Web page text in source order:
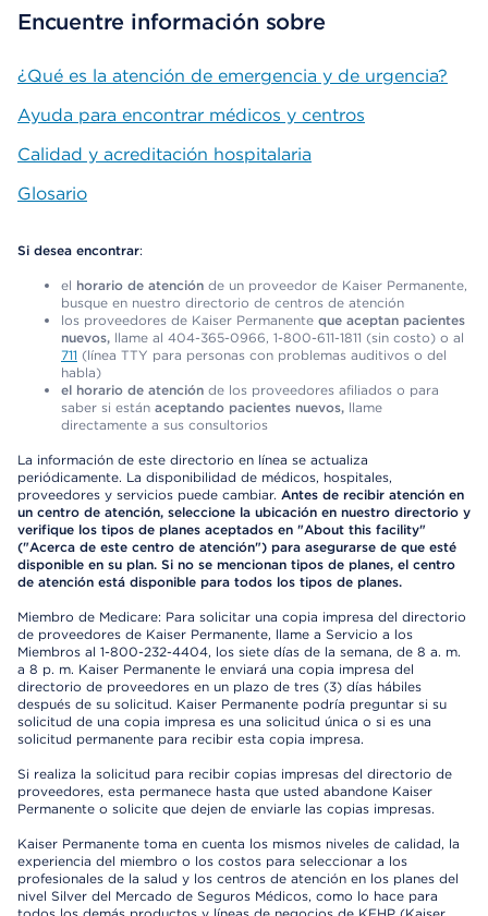
Encuentre información sobre
¿Qué es la atención de emergencia y de urgencia?
Ayuda para encontrar médicos y centros
Calidad y acreditación hospitalaria
Glosario
Si desea encontrar:
el horario de atención de un proveedor de Kaiser Permanente,
busque en nuestro directorio de centros de atención
los proveedores de Kaiser Permanente que aceptan pacientes
nuevos, llame al 404-365-0966, 1-800-611-1811 (sin costo) o al
711 (línea TTY para personas con problemas auditivos o del
habla)
el horario de atención de los proveedores afiliados o para
saber si están aceptando pacientes nuevos, llame
directamente a sus consultorios
La información de este directorio en línea se actualiza
periódicamente. La disponibilidad de médicos, hospitales,
proveedores y servicios puede cambiar. Antes de recibir atención en
un centro de atención, seleccione la ubicación en nuestro directorio y
verifique los tipos de planes aceptados en "About this facility"
("Acerca de este centro de atención") para asegurarse de que esté
disponible en su plan. Si no se mencionan tipos de planes, el centro
de atención está disponible para todos los tipos de planes.
Miembro de Medicare: Para solicitar una copia impresa del directorio
de proveedores de Kaiser Permanente, llame a Servicio a los
Miembros al 1-800-232-4404, los siete días de la semana, de 8 a. m.
a 8 p. m. Kaiser Permanente le enviará una copia impresa del
directorio de proveedores en un plazo de tres (3) días hábiles
después de su solicitud. Kaiser Permanente podría preguntar si su
solicitud de una copia impresa es una solicitud única o si es una
solicitud permanente para recibir esta copia impresa.
Si realiza la solicitud para recibir copias impresas del directorio de
proveedores, esta permanece hasta que usted abandone Kaiser
Permanente o solicite que dejen de enviarle las copias impresas.
Kaiser Permanente toma en cuenta los mismos niveles de calidad, la
experiencia del miembro o los costos para seleccionar a los
profesionales de la salud y los centros de atención en los planes del
nivel Silver del Mercado de Seguros Médicos, como lo hace para